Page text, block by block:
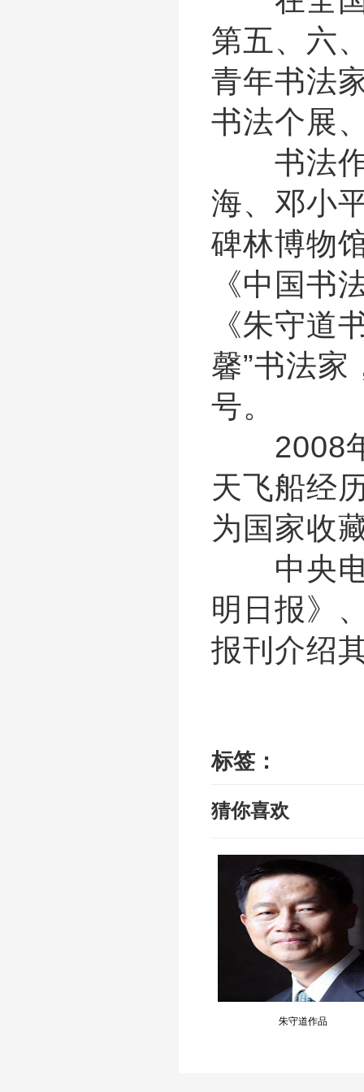
第五、六
青年书法
书法个展
书法作
海、邓小
碑林博物
《中国书
《朱守道
馨”书法家
号。
2008年9
天飞船经
为国家收
中央电
明日报》
报刊介绍
标签：
猜你喜欢
朱守道作品